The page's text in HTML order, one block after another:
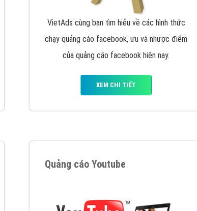
VietAds cùng bạn tìm hiểu về các hình thức
chạy quảng cáo facebook, ưu và nhược điểm
của quảng cáo facebook hiện nay.
XEM CHI TIẾT
Quảng cáo Youtube